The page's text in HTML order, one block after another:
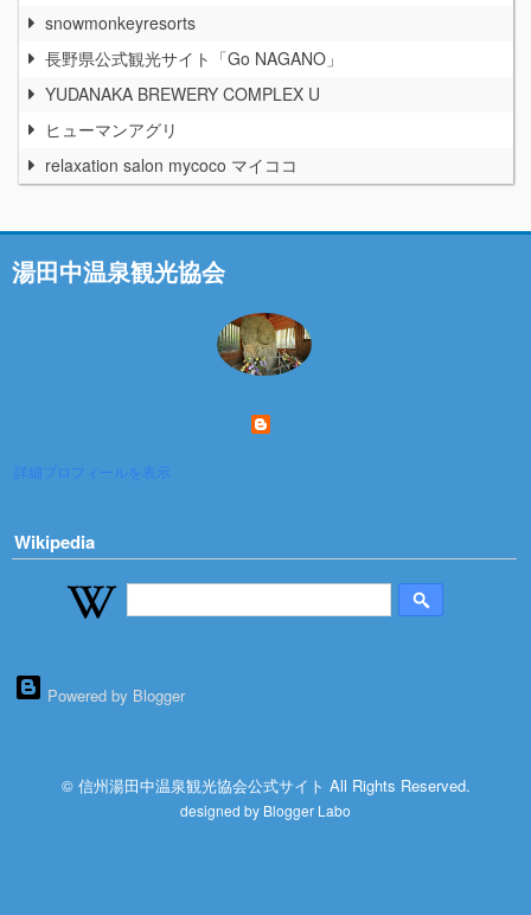
snowmonkeyresorts
長野県公式観光サイト「Go NAGANO」
YUDANAKA BREWERY COMPLEX U
ヒューマンアグリ
relaxation salon mycoco マイココ
湯田中温泉観光協会
詳細プロフィールを表示
Wikipedia
Powered by Blogger
© 信州湯田中温泉観光協会公式サイト All Rights Reserved.
designed by Blogger Labo